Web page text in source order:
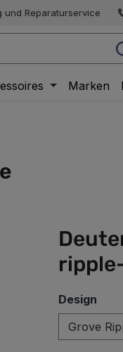
und Reparaturservice
Marken
Design